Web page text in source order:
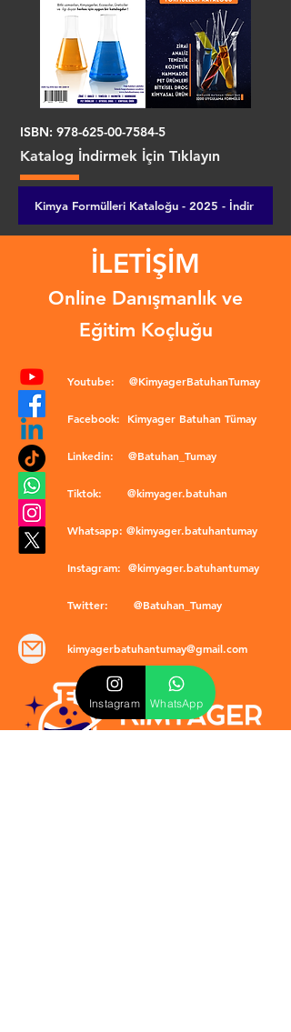
ISBN: 978-625-00-7584-5
Katalog İndirmek İçin Tıklayın
Kimya Formülleri Kataloğu - 2025 - İndir
İLETİŞİM
Online Danışmanlık ve
Eğitim Koçluğu
Youtube: @KimyagerBatuhanTumay
Facebook: Kimyager Batuhan Tümay
Linkedin: @Batuhan_Tumay
Tiktok: @kimyager.batuhan
Whatsapp: @kimyager.batuhantumay
Instagram: @kimyager.batuhantumay
Twitter: @Batuhan_Tumay
kimyagerbatuhantumay@gmail.com
Instagram WhatsApp